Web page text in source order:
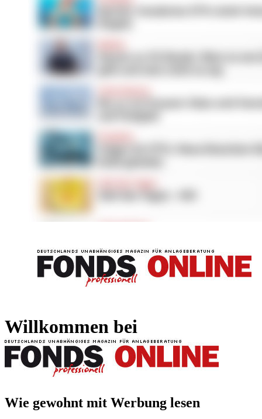
Willkommen bei
Wie gewohnt mit Werbung lesen